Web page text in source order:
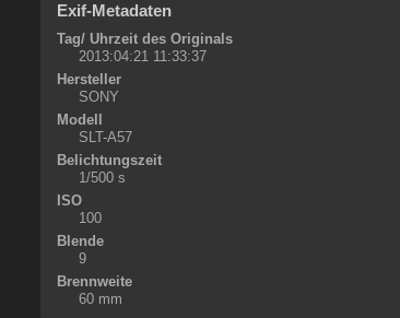
Exif-Metadaten
Tag/ Uhrzeit des Originals
2013:04:21 11:33:37
Hersteller
SONY
Modell
SLT-A57
Belichtungszeit
1/500 s
ISO
100
Blende
9
Brennweite
60 mm